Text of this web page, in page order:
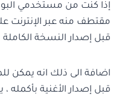
إذا كنت من مستخدمي
مقتطف منه عبر الإنترنت
قبل إصدار النسخة الكاملة
اضافة الى ذلك انه يمكن
قبل إصدار الأغنية